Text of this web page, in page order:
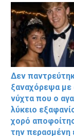
Δεν
ξαναχόρεψα με
νύχτα που ο
λύκειο
χορό
την περασμένη